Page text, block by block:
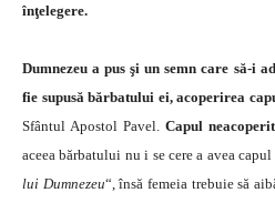
înţelegere.
Dumnezeu a pus şi un semn care să-i
fie supusă bărbatului ei, acoperirea
Sfântul Apostol Pavel. Capul
aceea bărbatului nu i se cere a avea
lui Dumnezeu“, însă femeia trebuie să